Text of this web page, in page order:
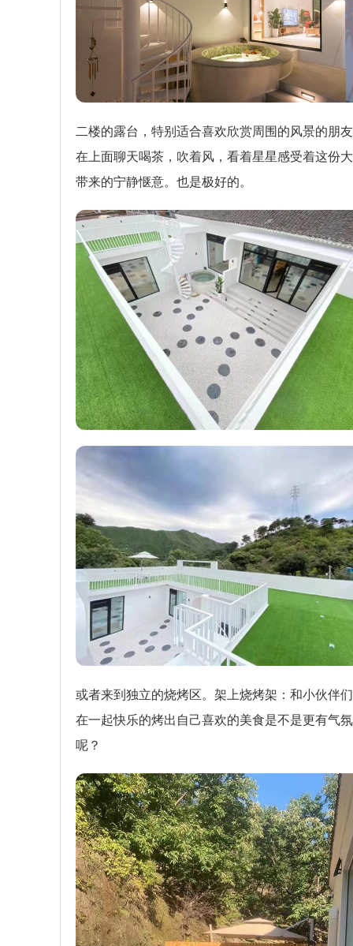
二楼的露台，特别适合喜欢欣赏周围的风景的朋
在上面聊天喝茶，吹着风，看着星星感受着这份
带来的宁静惬意。也是极好的。
或者来到独立的烧烤区。架上烧烤架：和小伙伴
在一起快乐的烤出自己喜欢的美食是不是更有气氛
呢？